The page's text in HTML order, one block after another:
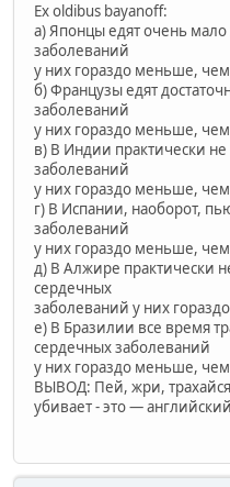
Ex oldibus bayanoff:
a) Японцы едят очень
заболеваний
у них гораздо меньше,
б) Французы едят
заболеваний
у них гораздо меньше,
в) В Индии практически
заболеваний
у них гораздо меньше,
г) В Испании, наоборот,
заболеваний
у них гораздо меньше,
д) В Алжире практически
сердечных
заболеваний у них
е) В Бразилии все время
сердечных заболеваний
у них гораздо меньше,
ВЫВОД: Пей, жри, трахайся
убивает - это —